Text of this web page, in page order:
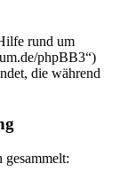
rund um
phpBB3“)
die während